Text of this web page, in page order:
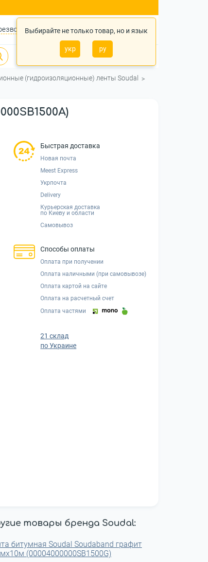
Выбирайте не только товар, но и язык
укр ру
Войти Укр Ру
0
(гидроизоляционные) ленты Soudal
Быстрая доставка
Новая почта
Meest Express
Укрпочта
Delivery
Курьерская доставка
по Киеву и области
Самовывоз
Способы оплаты
Оплата при получении
Оплата наличными (при самовывозе)
Оплата картой на сайте
Оплата на расчетный счет
Оплата частями
21 склад
по Украине
товары бренда Soudal:
битумная Soudal Soudaband графит
(00004000000SB1500G)